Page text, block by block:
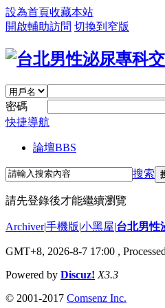
設為首頁收藏本站
開啟輔助訪問 切換到窄版
密碼
快捷導航
論壇BBS
搜索
請先登錄後才能繼續瀏覽
Archiver|手機版|小黑屋|台北男性
GMT+8, 2026-8-7 17:00 ,
Powered by Discuz! X3.3
© 2001-2017 Comsenz Inc.